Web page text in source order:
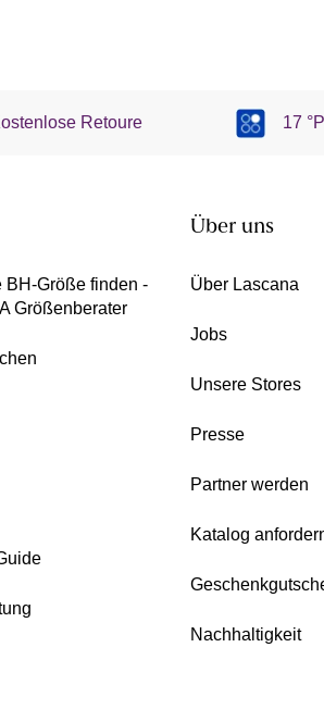
Retoure 17
BH-Größe finden -
Größenberater
Über uns
Über Lascana
Jobs
Unsere Stores
Presse
Partner werden
Katalog
Nachhaltigkeit